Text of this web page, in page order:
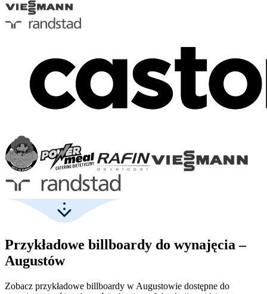
Przykładowe billboardy do wynajęcia –
Augustów
Zobacz przykładowe billboardy w Augustowie dostępne do